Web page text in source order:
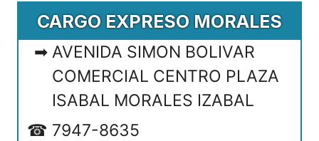
CARGO EXPRESO MORALES
AVENIDA SIMON BOLIVAR
COMERCIAL CENTRO PLAZA
ISABAL MORALES IZABAL
7947-8635